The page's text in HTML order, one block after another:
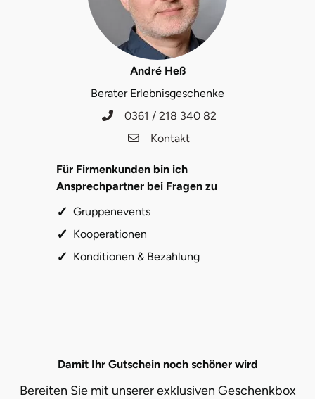
André Heß
Berater Erlebnisgeschenke
0361 / 218 340 82
Kontakt
Für Firmenkunden bin ich
Ansprechpartner bei Fragen zu
Gruppenevents
Kooperationen
Konditionen & Bezahlung
Damit Ihr Gutschein noch schöner wird
Bereiten Sie mit unserer exklusiven Geschenkbox